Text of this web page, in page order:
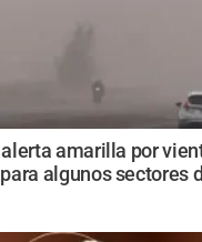
amarilla por
algunos sectores